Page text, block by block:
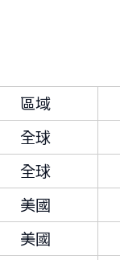
區域
全球
全球
美國
美國